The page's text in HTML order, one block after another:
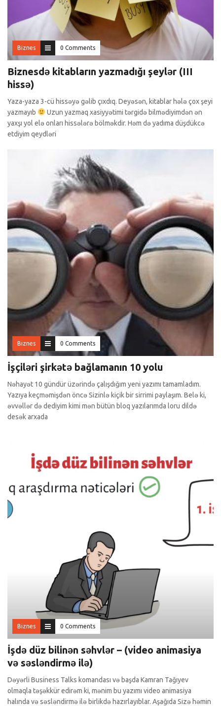
Biznes 0 Comments
Biznesdə kitabların yazmadığı şeylər (III
hissə)
Yaza-yaza 3-cü hissəyə gəlib çıxdıq. Deyəsən, kitablar hələ çox şeyi
yazmayıb
Uzun yazmaq xasiyyətimi tərgidə bilmədiyimdən ən
yaxşı yol elə onları hissələrə bölməkdir. Həm də yadıma düşdükcə
etdiyim qeydləri
Biznes 0 Comments
İşçiləri şirkətə bağlamanın 10 yolu
Nəhayət 10 gündür üzərində çalışdığım yeni yazımı tamamladım.
Yazıya keçməmişdən öncə Sizinlə kiçik bir sirrimi paylaşım. Belə ki,
əvvəllər də dediyim kimi mən bütün bloq yazılarımda loru dildə
desək arxada
Biznes 0 Comments
İşdə düz bilinən səhvlər – (video animasiya
və səsləndirmə ilə)
Dəyərli Business Talks komandası və başda Kamran Tağıyev
olmaqla təşəkkür edirəm ki, mənim bu yazımı video animasiya
halında və səsləndirmə ilə birlikdə hazırlayıblar. Aşağıda Sizə həmin